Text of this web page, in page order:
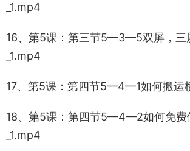
_1.mp4
16、第5课：第三节5—3—5双屏，三
_1.mp4
17、第5课：第四节5—4—1如何搬运
18、第5课：第四节5—4—2如何免费
_1.mp4